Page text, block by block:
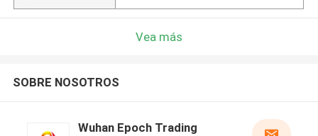
Vea más
SOBRE NOSOTROS
Wuhan Epoch Trading